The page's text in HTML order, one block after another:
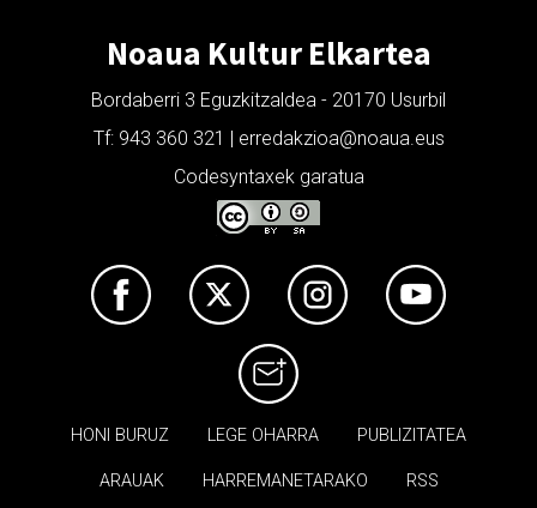
Noaua Kultur Elkartea
Bordaberri 3 Eguzkitzaldea - 20170 Usurbil
Tf: 943 360 321 | erredakzioa@noaua.eus
Codesyntaxek garatua
HONI BURUZ LEGE OHARRA PUBLIZITATEA
ARAUAK HARREMANETARAKO RSS